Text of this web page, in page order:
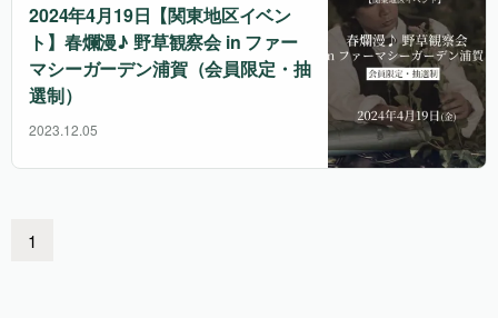
2024年4月19日【関東地区イベン
ト】春爛漫♪ 野草観察会 in ファー
マシーガーデン浦賀（会員限定・抽
選制）
2023.12.05
1